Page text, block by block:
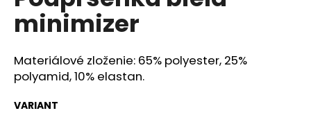
hviezdičiek.
minimizer
Materiálové zloženie: 65% polyester, 25%
polyamid, 10% elastan.
VARIANT
á
j
s
ť
?